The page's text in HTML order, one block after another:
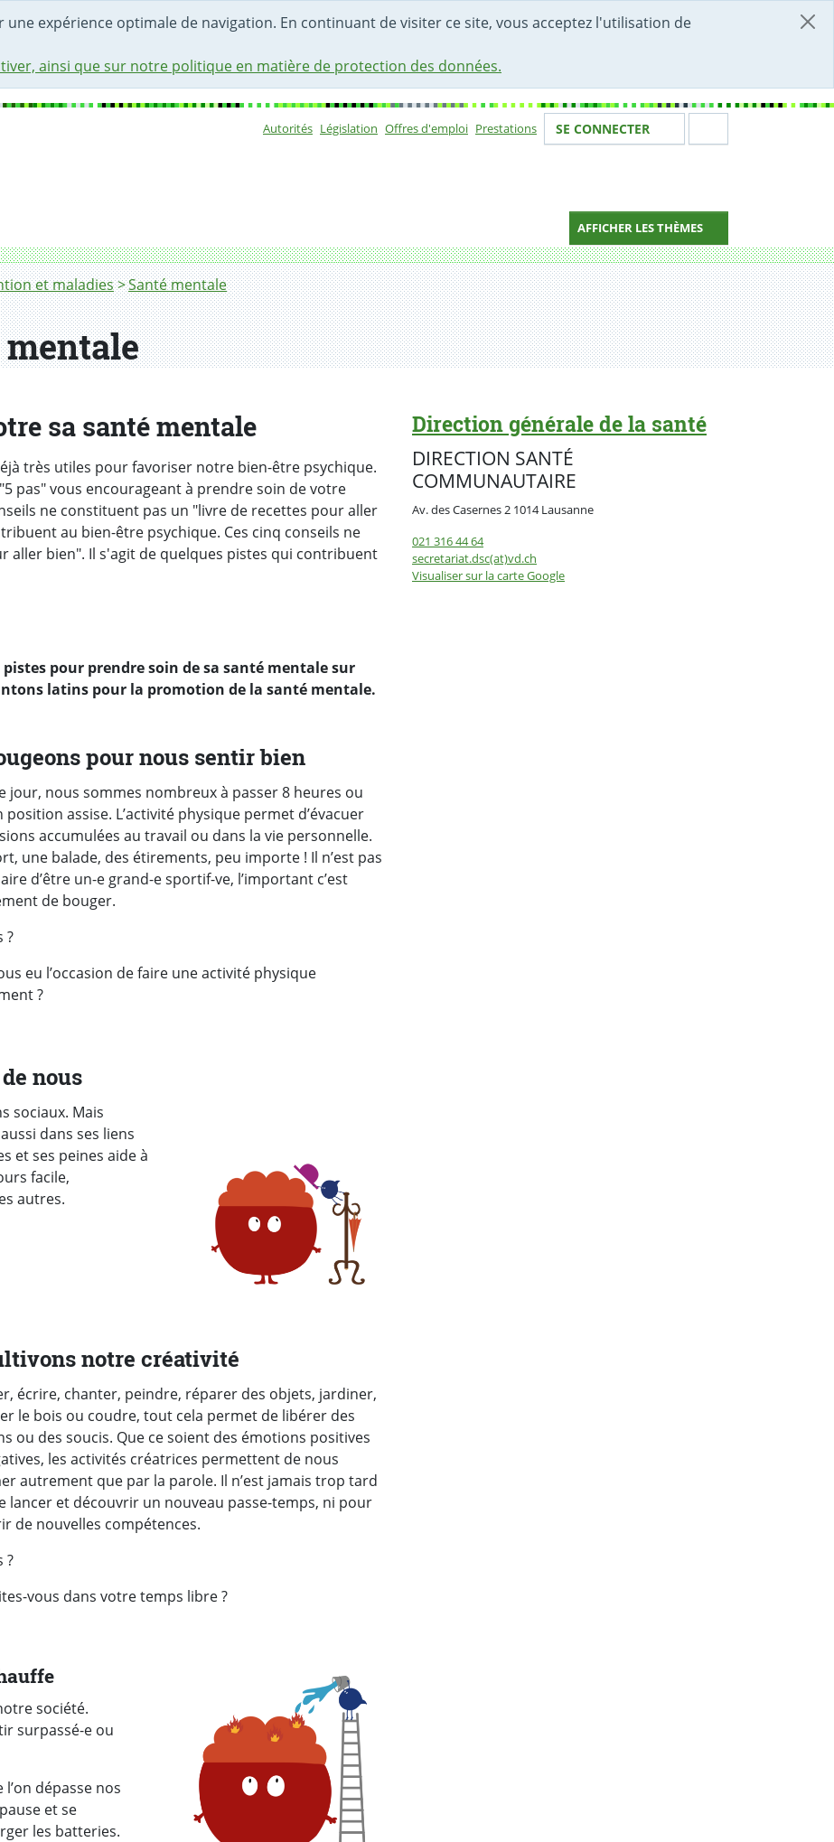
expérience optimale de navigation. En continuant de visiter ce site, vous acceptez l'utilisation de
ainsi que sur notre politique en matière de protection des données.
Autorités Législation Offres d'emploi Prestations Votre identité
SE CONNECTER
AFFICHER LES THÈMES
et maladies Santé mentale
sa santé mentale
très utiles pour favoriser notre bien-être psychique.
pas" vous encourageant à prendre soin de votre
ne constituent pas un "livre de recettes pour aller
au bien-être psychique. Ces cinq conseils ne
aller bien". Il s'agit de quelques pistes qui contribuent
pour prendre soin de sa santé mentale sur
latins pour la promotion de la santé mentale.
pour nous sentir bien
jour, nous sommes nombreux à passer 8 heures ou
position assise. L’activité physique permet d’évacuer
accumulées au travail ou dans la vie personnelle.
une balade, des étirements, peu importe ! Il n’est pas
d’être un-e grand-e sportif-ve, l’important c’est
de bouger.
?
eu l’occasion de faire une activité physique
?
nous
sociaux. Mais
dans ses liens
et ses peines aide à
facile,
autres.
notre créativité
écrire, chanter, peindre, réparer des objets, jardiner,
le bois ou coudre, tout cela permet de libérer des
ou des soucis. Que ce soient des émotions positives
les activités créatrices permettent de nous
autrement que par la parole. Il n’est jamais trop tard
lancer et découvrir un nouveau passe-temps, ni pour
de nouvelles compétences.
?
vous dans votre temps libre ?
société.
surpassé-e ou
dépasse nos
et se
les batteries.
Direction générale de la santé
DIRECTION SANTÉ
COMMUNAUTAIRE
Av. des Casernes 2 1014 Lausanne
021 316 44 64
secretariat.dsc(at)vd.ch
Visualiser sur la carte Google